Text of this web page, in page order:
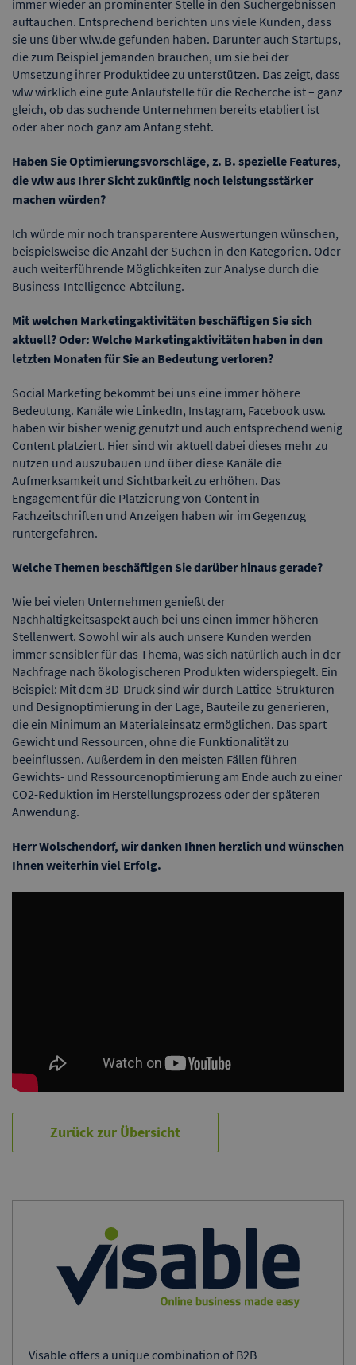
immer wieder an prominenter Stelle in den Suchergebnissen
auftauchen. Entsprechend berichten uns viele Kunden, dass
sie uns über wlw.de gefunden haben. Darunter auch Startups,
die zum Beispiel jemanden brauchen, um sie bei der
Umsetzung ihrer Produktidee zu unterstützen. Das zeigt, dass
wlw wirklich eine gute Anlaufstelle für die Recherche ist – ganz
gleich, ob das suchende Unternehmen bereits etabliert ist
oder aber noch ganz am Anfang steht.
Haben Sie Optimierungsvorschläge, z. B. spezielle Features,
die wlw aus Ihrer Sicht zukünftig noch leistungsstärker
machen würden?
Ich würde mir noch transparentere Auswertungen wünschen,
beispielsweise die Anzahl der Suchen in den Kategorien. Oder
auch weiterführende Möglichkeiten zur Analyse durch die
Business-Intelligence-Abteilung.
Mit welchen Marketingaktivitäten beschäftigen Sie sich
aktuell? Oder: Welche Marketingaktivitäten haben in den
letzten Monaten für Sie an Bedeutung verloren?
Social Marketing bekommt bei uns eine immer höhere
Bedeutung. Kanäle wie LinkedIn, Instagram, Facebook usw.
haben wir bisher wenig genutzt und auch entsprechend wenig
Content platziert. Hier sind wir aktuell dabei dieses mehr zu
nutzen und auszubauen und über diese Kanäle die
Aufmerksamkeit und Sichtbarkeit zu erhöhen. Das
Engagement für die Platzierung von Content in
Fachzeitschriften und Anzeigen haben wir im Gegenzug
runtergefahren.
Welche Themen beschäftigen Sie darüber hinaus gerade?
Wie bei vielen Unternehmen genießt der
Nachhaltigkeitsaspekt auch bei uns einen immer höheren
Stellenwert. Sowohl wir als auch unsere Kunden werden
immer sensibler für das Thema, was sich natürlich auch in der
Nachfrage nach ökologischeren Produkten widerspiegelt. Ein
Beispiel: Mit dem 3D-Druck sind wir durch Lattice-Strukturen
und Designoptimierung in der Lage, Bauteile zu generieren,
die ein Minimum an Materialeinsatz ermöglichen. Das spart
Gewicht und Ressourcen, ohne die Funktionalität zu
beeinflussen. Außerdem in den meisten Fällen führen
Gewichts- und Ressourcenoptimierung am Ende auch zu einer
CO2-Reduktion im Herstellungsprozess oder der späteren
Anwendung.
Herr Wolschendorf, wir danken Ihnen herzlich und wünschen
Ihnen weiterhin viel Erfolg.
Zurück zur Übersicht
Visable offers a unique combination of B2B